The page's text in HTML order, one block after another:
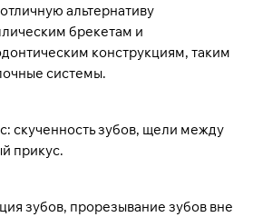
альтернативу
брекетам и
конструкциям, таким
системы.
скученность зубов, щели между
прикус.
зубов, прорезывание зубов вне